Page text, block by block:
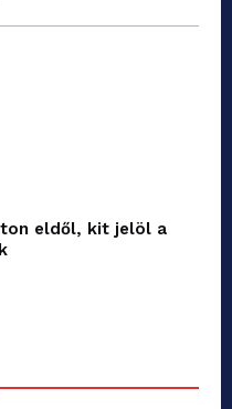
eldől, kit jelöl a